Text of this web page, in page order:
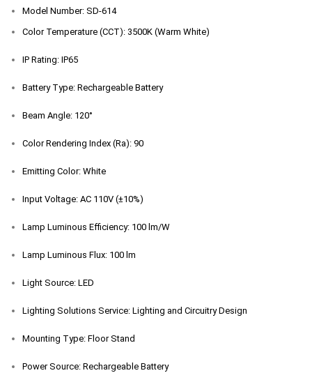
was:
990৳.
is:
590৳.
Model Number: SD-614
Color Temperature (CCT): 3500K (Warm White)
IP Rating: IP65
Battery Type: Rechargeable Battery
Beam Angle: 120°
Color Rendering Index (Ra): 90
Emitting Color: White
Input Voltage: AC 110V (±10%)
Lamp Luminous Efficiency: 100 lm/W
Lamp Luminous Flux: 100 lm
Light Source: LED
Lighting Solutions Service: Lighting and Circuitry Design
Mounting Type: Floor Stand
Power Source: Rechargeable Battery